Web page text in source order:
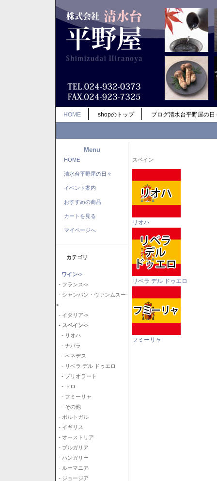
HOME shopのトップ ブログ清水台平野屋の日
Menu
HOME
清水台平野屋の日々
イベント案内
おすすめの商品
カートを見る
マイページへ
カテゴリ
ワイン->
- フランス->
- シャンパン・ヴァンムスー-
>
- イタリア->
- スペイン->
- リオハ
- ナバラ
- ペネデス
- リベラ デル ドゥエロ
- プリオラート
- トロ
- フミーリャ
- その他
- ポルトガル
- イギリス
- オーストリア
- ブルガリア
- ハンガリー
- ルーマニア
- ジョージア
スペイン
リオハ
リベラ デル ドゥエロ
フミーリャ